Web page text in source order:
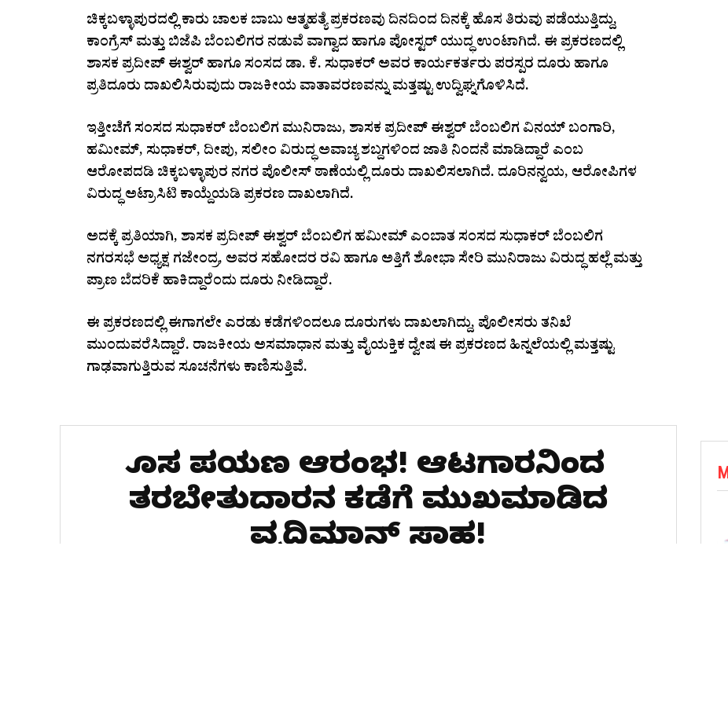
ಚಿಕ್ಕಬಳ್ಳಾಪುರದಲ್ಲಿ ಕಾರು ಚಾಲಕ ಬಾಬು ಆತ್ಮಹತ್ಯೆ ಪ್ರಕರಣವು ದಿನದಿಂದ ದಿನಕ್ಕೆ ಹೊಸ ತಿರುವು ಪಡೆಯುತ್ತಿದ್ದು,
ಕಾಂಗ್ರೆಸ್ ಮತ್ತು ಬಿಜೆಪಿ ಬೆಂಬಲಿಗರ ನಡುವೆ ವಾಗ್ವಾದ ಹಾಗೂ ಪೋಸ್ಟರ್ ಯುದ್ಧ ಉಂಟಾಗಿದೆ. ಈ ಪ್ರಕರಣದಲ್ಲಿ
ಶಾಸಕ ಪ್ರದೀಪ್ ಈಶ್ವರ್ ಹಾಗೂ ಸಂಸದ ಡಾ. ಕೆ. ಸುಧಾಕರ್ ಅವರ ಕಾರ್ಯಕರ್ತರು ಪರಸ್ಪರ ದೂರು ಹಾಗೂ
ಪ್ರತಿದೂರು ದಾಖಲಿಸಿರುವುದು ರಾಜಕೀಯ ವಾತಾವರಣವನ್ನು ಮತ್ತಷ್ಟು ಉದ್ವಿಘ್ನಗೊಳಿಸಿದೆ.
ಇತ್ತೀಚೆಗೆ ಸಂಸದ ಸುಧಾಕರ್ ಬೆಂಬಲಿಗ ಮುನಿರಾಜು, ಶಾಸಕ ಪ್ರದೀಪ್ ಈಶ್ವರ್ ಬೆಂಬಲಿಗ ವಿನಯ್ ಬಂಗಾರಿ,
ಹಮೀಮ್, ಸುಧಾಕರ್, ದೀಪು, ಸಲೀಂ ವಿರುದ್ಧ ಅವಾಚ್ಯ ಶಬ್ದಗಳಿಂದ ಜಾತಿ ನಿಂದನೆ ಮಾಡಿದ್ದಾರೆ ಎಂಬ
ಆರೋಪದಡಿ ಚಿಕ್ಕಬಳ್ಳಾಪುರ ನಗರ ಪೊಲೀಸ್ ಠಾಣೆಯಲ್ಲಿ ದೂರು ದಾಖಲಿಸಲಾಗಿದೆ. ದೂರಿನನ್ವಯ, ಆರೋಪಿಗಳ
ವಿರುದ್ಧ ಅಟ್ರಾಸಿಟಿ ಕಾಯ್ದೆಯಡಿ ಪ್ರಕರಣ ದಾಖಲಾಗಿದೆ.
ಅದಕ್ಕೆ ಪ್ರತಿಯಾಗಿ, ಶಾಸಕ ಪ್ರದೀಪ್ ಈಶ್ವರ್ ಬೆಂಬಲಿಗ ಹಮೀಮ್ ಎಂಬಾತ ಸಂಸದ ಸುಧಾಕರ್ ಬೆಂಬಲಿಗ
ನಗರಸಭೆ ಅಧ್ಯಕ್ಷ ಗಜೇಂದ್ರ, ಅವರ ಸಹೋದರ ರವಿ ಹಾಗೂ ಅತ್ತಿಗೆ ಶೋಭಾ ಸೇರಿ ಮುನಿರಾಜು ವಿರುದ್ಧ ಹಲ್ಲೆ ಮತ್ತು
ಪ್ರಾಣ ಬೆದರಿಕೆ ಹಾಕಿದ್ದಾರೆಂದು ದೂರು ನೀಡಿದ್ದಾರೆ.
ಈ ಪ್ರಕರಣದಲ್ಲಿ ಈಗಾಗಲೇ ಎರಡು ಕಡೆಗಳಿಂದಲೂ ದೂರುಗಳು ದಾಖಲಾಗಿದ್ದು, ಪೊಲೀಸರು ತನಿಖೆ
ಮುಂದುವರೆಸಿದ್ದಾರೆ. ರಾಜಕೀಯ ಅಸಮಾಧಾನ ಮತ್ತು ವೈಯಕ್ತಿಕ ದ್ವೇಷ ಈ ಪ್ರಕರಣದ ಹಿನ್ನಲೆಯಲ್ಲಿ ಮತ್ತಷ್ಟು
ಗಾಢವಾಗುತ್ತಿರುವ ಸೂಚನೆಗಳು ಕಾಣಿಸುತ್ತಿವೆ.